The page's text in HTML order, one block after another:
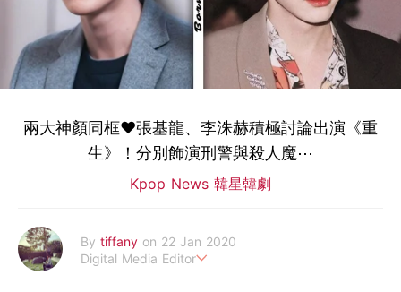
兩大神顏同框♥張基龍、李洙赫積極討論出演《重
生》！分別飾演刑警與殺人魔⋯
Kpop News 韓星韓劇
By tiffany on 22 Jan 2020
Digital Media Editor